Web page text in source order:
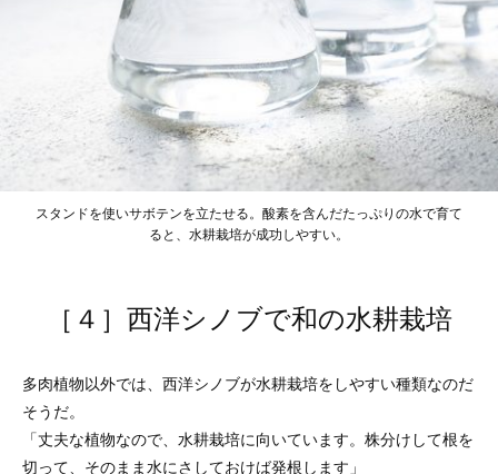
スタンドを使いサボテンを立たせる。酸素を含んだたっぷりの水で育て
ると、水耕栽培が成功しやすい。
［４］西洋シノブで和の水耕栽培
多肉植物以外では、西洋シノブが水耕栽培をしやすい種類なのだ
そうだ。
「丈夫な植物なので、水耕栽培に向いています。株分けして根を
切って、そのまま水にさしておけば発根します」